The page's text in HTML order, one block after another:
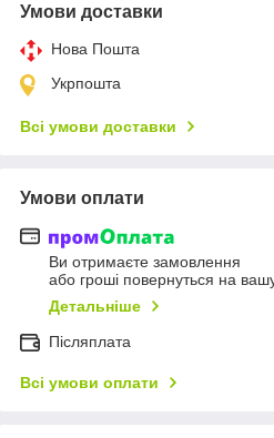
Умови доставки
Нова Пошта
Укрпошта
Всі умови доставки
Умови оплати
Ви отримаєте замовлення
або гроші повернуться на
Детальніше
Післяплата
Всі умови оплати